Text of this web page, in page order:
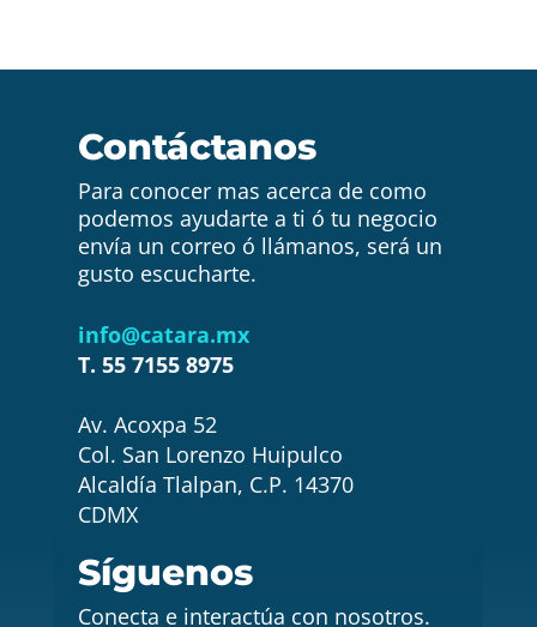
Contáctanos
Para conocer mas acerca de como
podemos ayudarte a ti ó tu negocio
envía un correo ó llámanos, será un
gusto escucharte.
info@catara.mx
T. 55 7155 8975
Av. Acoxpa 52
Col. San Lorenzo Huipulco
Alcaldía Tlalpan, C.P. 14370
CDMX
Síguenos
Conecta e interactúa con nosotros.